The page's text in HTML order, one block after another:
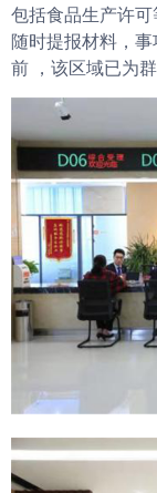
包括食品生产许
随时提报材料，
前 ，该区域已为